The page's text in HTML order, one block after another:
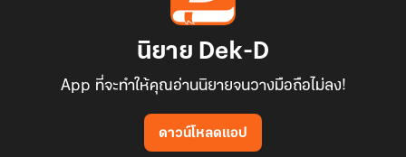
นิยาย Dek-D
App ที่จะทำให้คุณอ่านนิยายจนวางมือถือไม่ลง!
ดาวน์โหลดแอป